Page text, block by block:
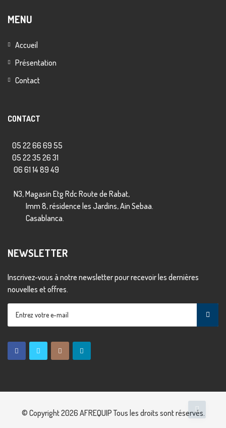
MENU
Accueil
Présentation
Contact
CONTACT
05 22 66 69 55
05 22 35 26 31
06 61 14 89 49
N3, Magasin Etg Rdc Route de Rabat,
Imm 8, résidence les Jardins, Ain Sebaa.
Casablanca.
NEWSLETTER
Inscrivez-vous à notre newsletter pour recevoir les dernières
nouvelles et offres.
© Copyright 2026 AFREQUIPTous les droits sont réservés.